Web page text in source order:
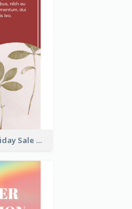
Floral Huge Holiday Sale Wide Skyscraper Banner